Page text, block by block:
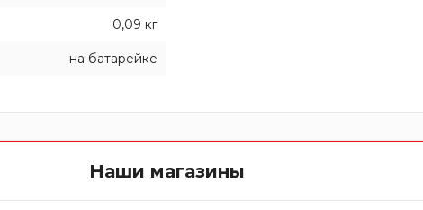
0,09 кг
на батарейке
Наши магазины